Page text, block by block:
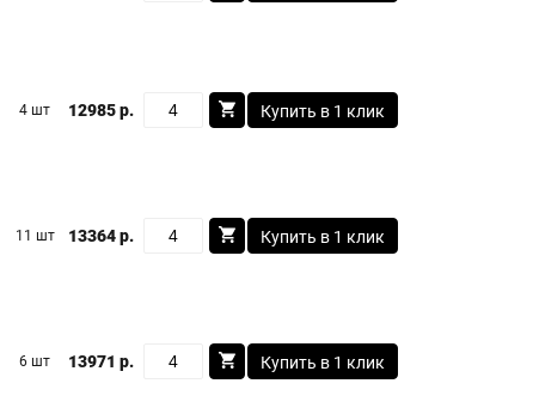
4 шт 12985 р. Купить в 1 клик
11 шт 13364 р. Купить в 1 клик
6 шт 13971 р. Купить в 1 клик